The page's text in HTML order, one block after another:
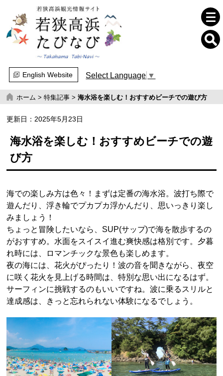
English Website Select Language ▼
ホーム >特集記事 >海水浴を楽しむ！おすすめビーチでの遊び方
更新日：2025年5月23日
海水浴を楽しむ！おすすめビーチでの遊
び方
海での楽しみ方は色々！まずは定番の海水浴。波打ち際で
遊んだり、浮き輪でプカプカ浮かんだり、思いっきり楽し
みましょう！
ちょっと冒険したいなら、SUP(サップ)で海を散歩するの
がおすすめ。水面をスイスイ進む爽快感は格別です。夕暮
れ時には、ロマンチックな景色も楽しめます。
夜の海には、花火がぴったり！波の音を聞きながら、夜空
に咲く花火を見上げる時間は、特別な思い出になるはず。
サーフィンに挑戦するのもいいですね。波に乗るスリルと
達成感は、きっと忘れられない体験になるでしょう。